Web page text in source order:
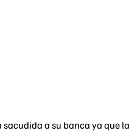
a su banca ya que la